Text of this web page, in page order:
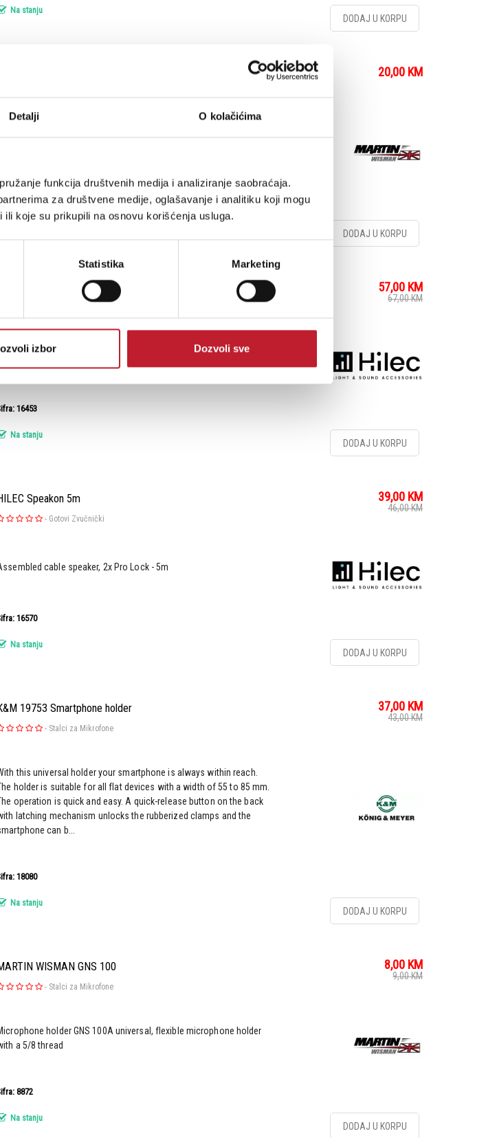
Detalji O kolačićima
funkcija društvenih medija i analiziranje saobraćaja.
za društvene medije, oglašavanje i analitiku koji mogu
koje su prikupili na osnovu korišćenja usluga.
Statistika Marketing
izbor Dozvoli sve
Na stanju
DODAJ U KORPU
20,00 KM
stable conference microphone stand with detachable legs.Stand is
13625
Na stanju
DODAJ U KORPU
HILEC Speakon 10m 57,00 KM
67,00KM
16453
Na stanju
DODAJ U KORPU
Speakon 5m
- Gotovi Zvučnički
39,00 KM
46,00KM
cable speaker, 2x Pro Lock - 5m
16570
Na stanju
DODAJ U KORPU
19753 Smartphone holder
- Stalci za Mikrofone
37,00 KM
43,00KM
this universal holder your smartphone is always within reach.
holder is suitable for all flat devices with a width of 55 to 85 mm.
operation is quick and easy. A quick-release button on the back
latching mechanism unlocks the rubberized clamps and the
can b...
18080
Na stanju
DODAJ U KORPU
WISMAN GNS 100
- Stalci za Mikrofone
8,00 KM
9,00KM
holder GNS 100A universal, flexible microphone holder
a 5/8 thread
8872
Na stanju
DODAJ U KORPU